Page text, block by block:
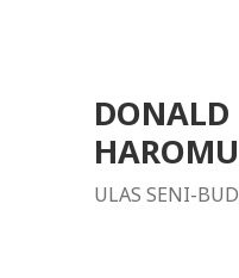
DONALD
ULAS SENI-